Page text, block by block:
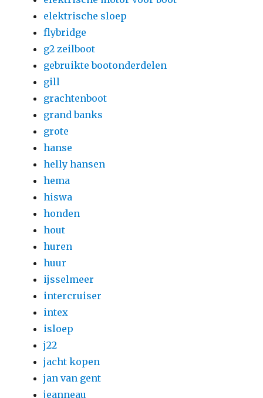
elektrische sloep
flybridge
g2 zeilboot
gebruikte bootonderdelen
gill
grachtenboot
grand banks
grote
hanse
helly hansen
hema
hiswa
honden
hout
huren
huur
ijsselmeer
intercruiser
intex
isloep
j22
jacht kopen
jan van gent
jeanneau